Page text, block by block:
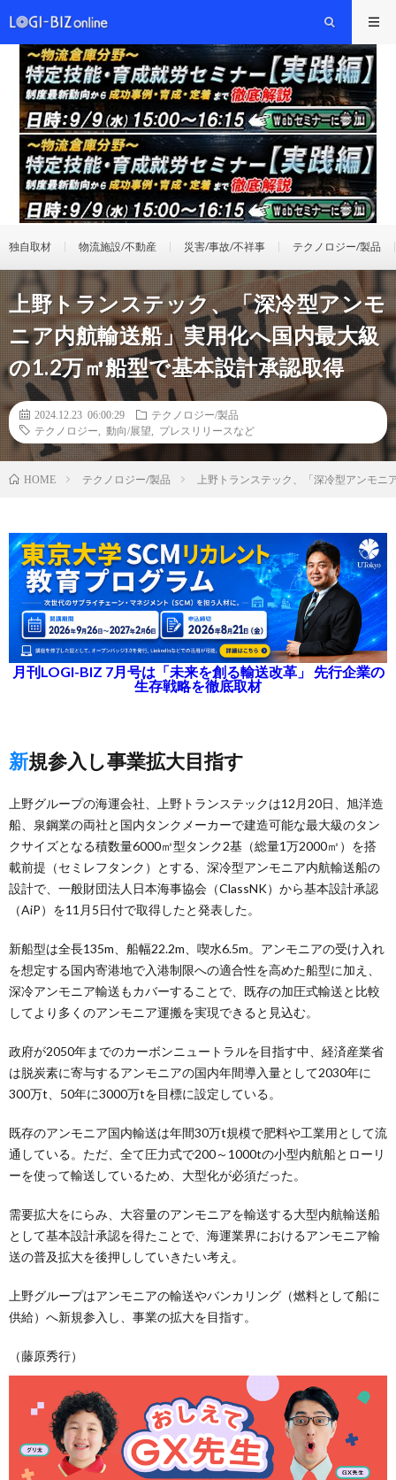
独自取材 物流施設/不動産 災害/事故/不祥事 テクノロジー/製品
上野トランステック、「深冷型アンモ
ニア内航輸送船」実用化へ国内最大級
の1.2万㎥船型で基本設計承認取得
2024.12.23 06:00:29
テクノロジー/製品
テクノロジー
動向/展望 プレスリリースなど
HOME テクノロジー/製品 上野トランステック、「深冷型アンモニ
月刊LOGI-BIZ 7月号は「未来を創る輸送改革」 先行企業の
生存戦略を徹底取材
新規参入し事業拡大目指す
上野グループの海運会社、上野トランステックは12月20日、旭洋造
船、泉鋼業の両社と国内タンクメーカーで建造可能な最大級のタン
クサイズとなる積数量6000㎥型タンク2基（総量1万2000㎥）を搭
載前提（セミレフタンク）とする、深冷型アンモニア内航輸送船の
設計で、一般財団法人日本海事協会（ClassNK）から基本設計承認
（AiP）を11月5日付で取得したと発表した。
新船型は全長135m、船幅22.2m、喫水6.5m。アンモニアの受け入れ
を想定する国内寄港地で入港制限への適合性を高めた船型に加え、
深冷アンモニア輸送もカバーすることで、既存の加圧式輸送と比較
してより多くのアンモニア運搬を実現できると見込む。
政府が2050年までのカーボンニュートラルを目指す中、経済産業省
は脱炭素に寄与するアンモニアの国内年間導入量として2030年に
300万t、50年に3000万tを目標に設定している。
既存のアンモニア国内輸送は年間30万t規模で肥料や工業用として流
通している。ただ、全て圧力式で200～1000tの小型内航船とローリ
ーを使って輸送しているため、大型化が必須だった。
需要拡大をにらみ、大容量のアンモニアを輸送する大型内航輸送船
として基本設計承認を得たことで、海運業界におけるアンモニア輸
送の普及拡大を後押ししていきたい考え。
上野グループはアンモニアの輸送やバンカリング（燃料として船に
供給）へ新規参入し、事業の拡大を目指す。
（藤原秀行）